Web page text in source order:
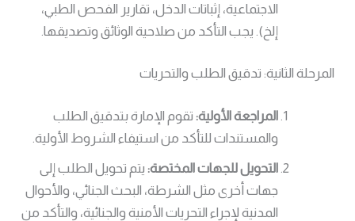
الاجتماعية، إثباتات الدخل، تقارير الفحص الطبي،
إلخ). يجب التأكد من صلاحية الوثائق وتصديقها.
المرحلة الثانية: تدقيق الطلب والتحريات
المراجعة الأولية: تقوم الإمارة بتدقيق الطلب
والمستندات للتأكد من استيفاء الشروط الأولية.
التحويل للجهات المختصة: يتم تحويل الطلب إلى
جهات أخرى مثل الشرطة، البحث الجنائي، والأحوال
المدنية لإجراء التحريات الأمنية والجنائية، والتأكد من